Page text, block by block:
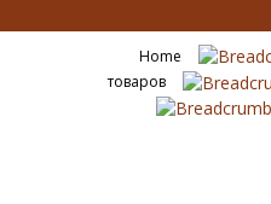
Home
товаров